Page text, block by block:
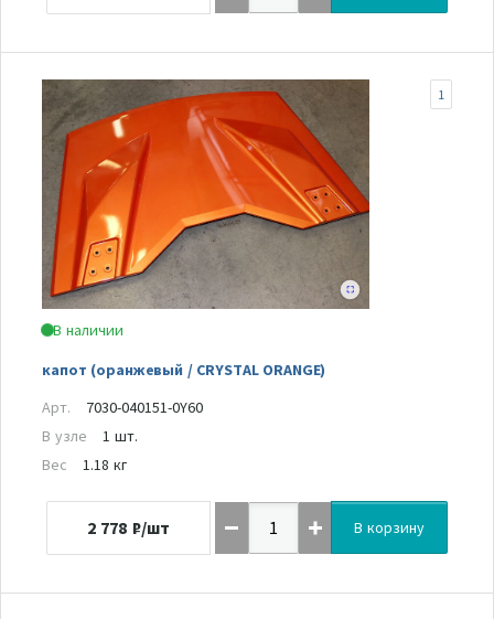
В наличии
капот (оранжевый / CRYSTAL ORANGE)
1
Арт.
7030-040151-0Y60
В узле
1 шт.
Вес
1.18 кг
2 778 ₽/шт В корзину